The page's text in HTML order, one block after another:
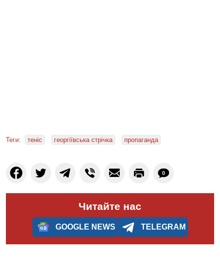
Теги: теніс георгіївська стрічка пропаганда
0
Читайте нас
GOOGLE NEWS TELEGRAM